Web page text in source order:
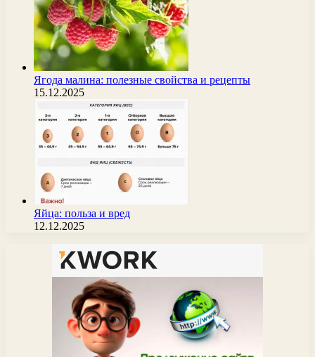
Ягода малина: полезные свойства и рецепты
15.12.2025
Яйца: польза и вред
12.12.2025